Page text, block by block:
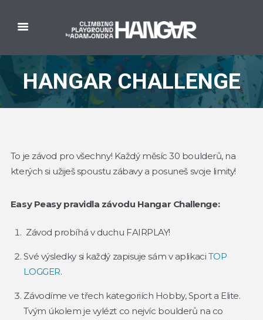
HANGAR CHALLENGE
To je závod pro všechny! Každý měsíc 30 boulderů, na
kterých si užiješ spoustu zábavy a posuneš svoje limity!
Easy Peasy pravidla závodu Hangar Challenge:
Závod probíhá v duchu FAIRPLAY!
Své výsledky si každý zapisuje sám v aplikaci TOP
LOGGER.
Závodíme ve třech kategoriích Hobby, Sport a Elite.
Tvým úkolem je vylézt co nejvíc boulderů na co